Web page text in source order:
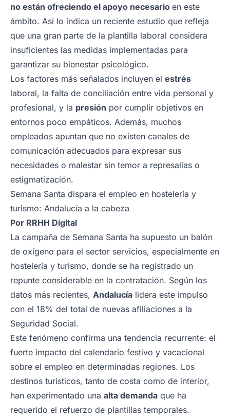
no están ofreciendo el apoyo necesario en este
ámbito. Así lo indica un reciente estudio que refleja
que una gran parte de la plantilla laboral considera
insuficientes las medidas implementadas para
garantizar su bienestar psicológico.
Los factores más señalados incluyen el estrés
laboral, la falta de conciliación entre vida personal y
profesional, y la presión por cumplir objetivos en
entornos poco empáticos. Además, muchos
empleados apuntan que no existen canales de
comunicación adecuados para expresar sus
necesidades o malestar sin temor a represalias o
estigmatización.
Semana Santa dispara el empleo en hostelería y
turismo: Andalucía a la cabeza
Por RRHH Digital
La campaña de Semana Santa ha supuesto un balón
de oxígeno para el sector servicios, especialmente en
hostelería y turismo, donde se ha registrado un
repunte considerable en la contratación. Según los
datos más recientes, Andalucía lidera este impulso
con el 18% del total de nuevas afiliaciones a la
Seguridad Social.
Este fenómeno confirma una tendencia recurrente: el
fuerte impacto del calendario festivo y vacacional
sobre el empleo en determinadas regiones. Los
destinos turísticos, tanto de costa como de interior,
han experimentado una alta demanda que ha
requerido el refuerzo de plantillas temporales.